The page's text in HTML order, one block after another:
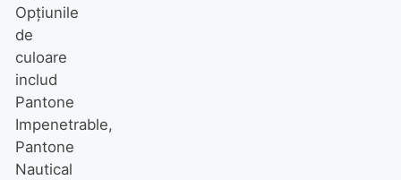
Opțiunile
de
culoare
includ
Pantone
Impenetrable,
Pantone
Nautical